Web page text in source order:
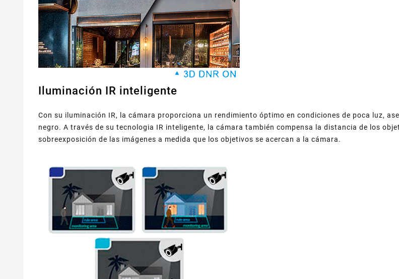
Iluminación IR inteligente
Con su iluminación IR, la cámara proporciona un rendimiento óptimo en condiciones de poca luz,
negro. A través de su tecnologia IR inteligente, la cámara también compensa la distancia de los
sobreexposición de las imágenes a medida que los objetivos se acercan a la cámara.